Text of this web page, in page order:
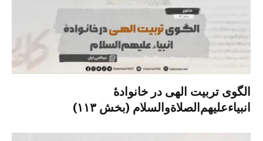
الگوی تربیت الهی در خانوادۀ
انبیاءعلیهم‌الصلاةو‌السلام (بخش ۱۱۳)